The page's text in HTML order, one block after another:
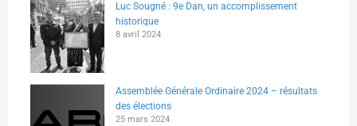
Luc Sougné : 9e Dan, un accomplissement
historique
8 avril 2024
Assemblée Générale Ordinaire 2024 – résultats
des élections
25 mars 2024